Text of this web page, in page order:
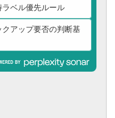
ラベル優先ルール
クアップ要否の判断基